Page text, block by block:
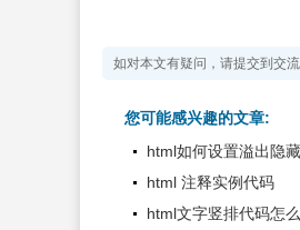
如对本文有疑问，请提交到交
您可能感兴趣的文章:
html如何设置溢出隐藏
html 注释实例代码
html文字竖排代码怎